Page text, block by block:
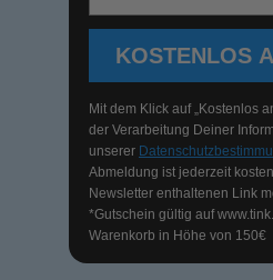
KOSTENLOS
Mit dem Klick auf „Kostenlos
der Verarbeitung Deiner
unserer
Abmeldung ist jederzeit
Newsletter enthaltenen Link
*Gutschein gültig auf
Warenkorb in Höhe von 150€